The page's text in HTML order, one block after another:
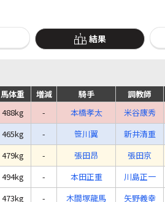
結果
馬体重 増減 騎手 調教師
488kg - 本橋孝太 米谷康秀
465kg - 笹川翼 新井清重
479kg - 張田昂 張田京
494kg - 本田正重 川島正一
473kg - 木間塚龍馬 矢野義幸